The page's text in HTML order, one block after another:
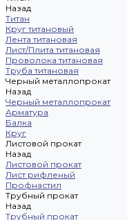
Назад
Титан
Круг титановый
Лента титановая
Лист/Плита титановая
Проволока титановая
Труба титановая
Черный металлопрокат
Назад
Черный металлопрокат
Арматура
Балка
Круг
Листовой прокат
Назад
Листовой прокат
Лист рифленый
Профнастил
Трубный прокат
Назад
Трубный прокат